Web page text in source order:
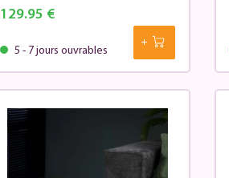
129.95 €
5 - 7 jours ouvrables